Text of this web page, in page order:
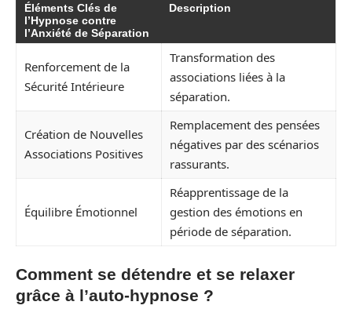
Éléments Clés de
l’Hypnose contre
l’Anxiété de Séparation
Description
Renforcement de la
Sécurité Intérieure
Transformation des
associations liées à la
séparation.
Création de Nouvelles
Associations Positives
Remplacement des pensées
négatives par des scénarios
rassurants.
Équilibre Émotionnel
Réapprentissage de la
gestion des émotions en
période de séparation.
Comment se détendre et se relaxer
grâce à l’auto-hypnose ?